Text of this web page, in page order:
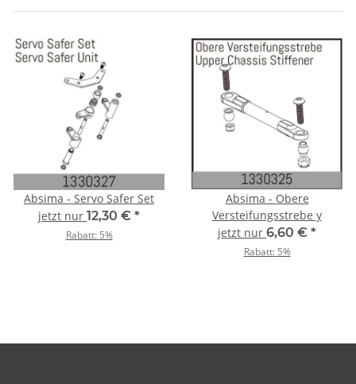
Absima - Servo Safer Set
jetzt nur 12,30 € *
Rabatt: 5%
Absima - Obere
Versteifungsstrebe y
jetzt nur 6,60 € *
Rabatt: 5%